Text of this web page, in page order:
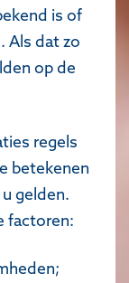
is of
Als dat zo
op de
regels
betekenen
gelden.
factoren: